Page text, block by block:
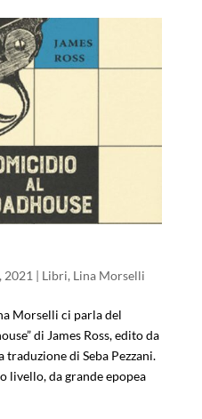
2021 | Libri, Lina Morselli
Morselli ci parla del
di James Ross, edito da
di Seba Pezzani.
livello, da grande epopea